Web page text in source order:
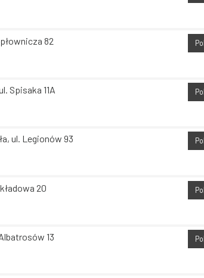
82
Spisaka 11A
ul. Legionów 93
20
13